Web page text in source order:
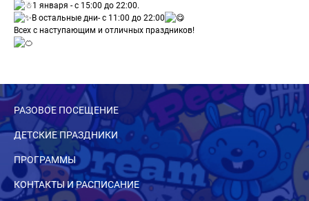
1 января - с 15:00 до 22:00.
В остальные дни- с 11:00 до 22:00
Всех с наступающим и отличных праздников!
РАЗОВОЕ ПОСЕЩЕНИЕ
ДЕТСКИЕ ПРАЗДНИКИ
ПРОГРАММЫ
КОНТАКТЫ И РАСПИСАНИЕ